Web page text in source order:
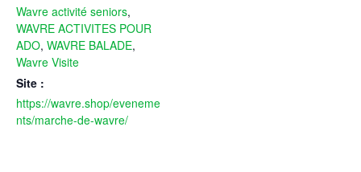
Wavre activité seniors,
WAVRE ACTIVITES POUR
ADO, WAVRE BALADE,
Wavre Visite
Site :
https://wavre.shop/eveneme
nts/marche-de-wavre/